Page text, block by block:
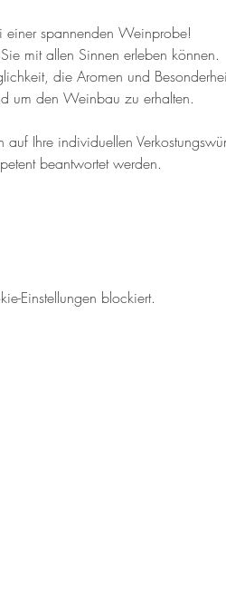
spannenden Weinprobe!
mit allen Sinnen erleben können.
die Aromen und
um den Weinbau zu erhalten.
Ihre individuellen
beantwortet werden.
Einstellungen blockiert.